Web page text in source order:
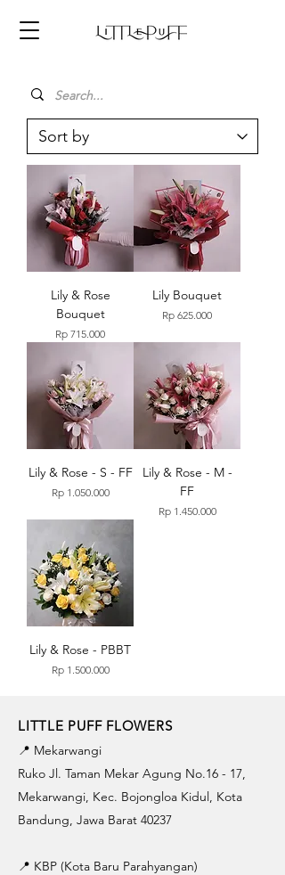
Lily & Rose
Bouquet
Price
Rp 715.000
Lily Bouquet
Price
Rp 625.000
Lily & Rose - S - FF
Price
Rp 1.050.000
Lily & Rose - M -
FF
Price
Rp 1.450.000
Lily & Rose - PBBT
Price
Rp 1.500.000
LITTLE PUFF FLOWERS
📍 Mekarwangi
Ruko Jl. Taman Mekar Agung No.16 - 17,
Mekarwangi, Kec. Bojongloa Kidul, Kota
Bandung, Jawa Barat 40237
📍 KBP (Kota Baru Parahyangan)